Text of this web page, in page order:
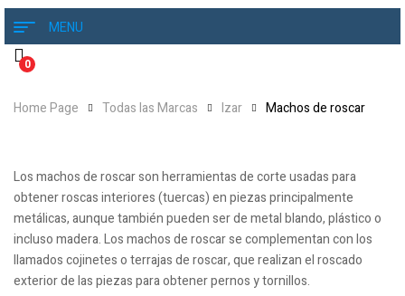
MENU
0
Home Page Todas las Marcas Izar Machos de roscar
Los machos de roscar son herramientas de corte usadas para
obtener roscas interiores (tuercas) en piezas principalmente
metálicas, aunque también pueden ser de metal blando, plástico o
incluso madera. Los machos de roscar se complementan con los
llamados cojinetes o terrajas de roscar, que realizan el roscado
exterior de las piezas para obtener pernos y tornillos.